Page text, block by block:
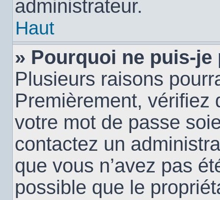
administrateur.
Haut
» Pourquoi ne puis-
Plusieurs raisons
Premièrement, vérifiez
votre mot de passe
contactez un
que vous n’avez pas
possible que le